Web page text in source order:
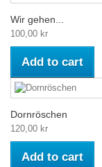
Wir gehen...
100,00 kr
Add to cart
Dornröschen
120,00 kr
Add to cart